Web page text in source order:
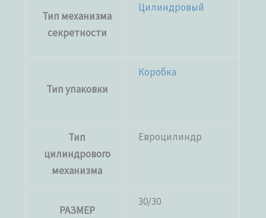
Тип механизма
секретности
Цилиндровый
Тип упаковки
Коробка
Тип
цилиндрового
механизма
Евроцилиндр
РАЗМЕР
30/30